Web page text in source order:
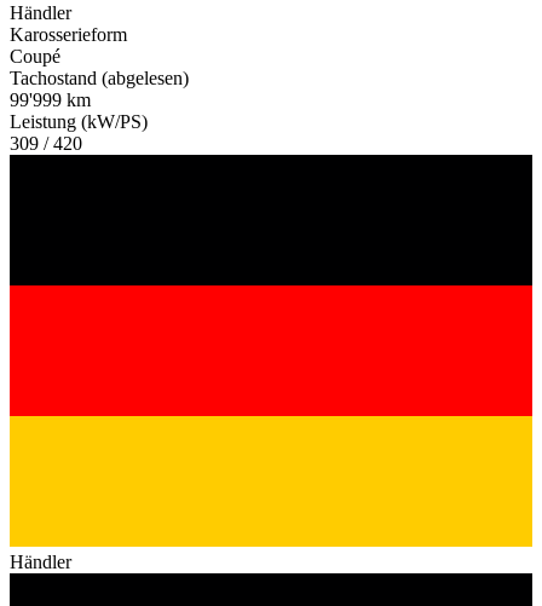
Händler
Karosserieform
Coupé
Tachostand (abgelesen)
99'999 km
Leistung (kW/PS)
309 / 420
Händler